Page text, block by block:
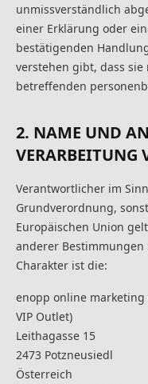
unmissverständlich
einer Erklärung oder
bestätigenden
verstehen gibt, dass
betreffenden
2. NAME UND
VERARBEITUNG
Verantwortlicher im
Grundverordnung,
Europäischen Union
anderer
Charakter ist die:
enopp online
VIP Outlet)
Leithagasse 15
2473 Potzneusiedl
Österreich